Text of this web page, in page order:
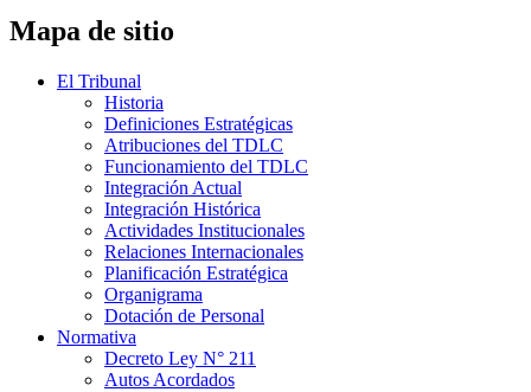
Mapa de sitio
El Tribunal
Historia
Definiciones Estratégicas
Atribuciones del TDLC
Funcionamiento del TDLC
Integración Actual
Integración Histórica
Actividades Institucionales
Relaciones Internacionales
Planificación Estratégica
Organigrama
Dotación de Personal
Normativa
Decreto Ley N° 211
Autos Acordados